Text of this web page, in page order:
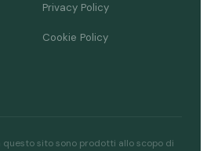
Privacy Policy
Cookie Policy
sito sono prodotti allo scopo di